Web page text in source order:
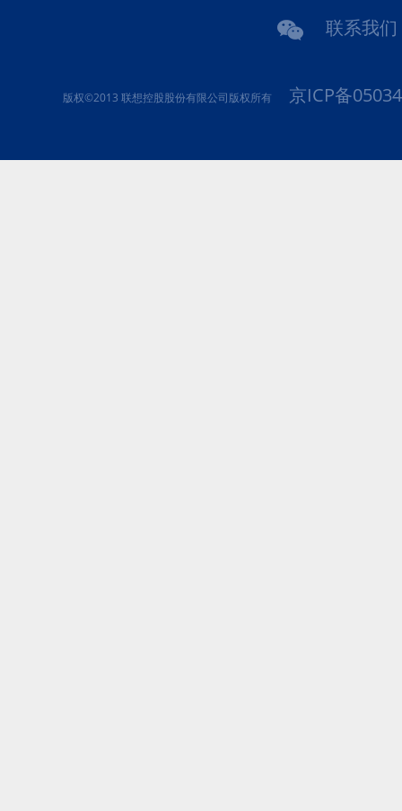
联系我们
版权©2013 联想控股股份有限公司版权所有 京ICP备